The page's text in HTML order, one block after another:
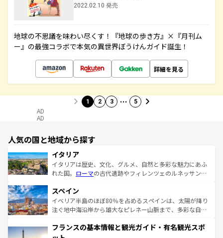
2022.02.10 発売
地球の不思議を味わい尽くす！『地球の歩き方』×『月刊ム
ー』の最強コラボで本気の異世界ぼうけんガイド誕生！
詳細を見る
1 2 3 … 5
AD
AD
人気の国と地域から探す
イタリア
イタリアは歴史、文化、グルメ、自然と多彩な魅力にあふ
れた国。 ローマの古代遺跡やフィレンツェのルネッサンス
ろん、トスカーナの美しい田園風景やアマルフィ海岸の絶
景など、自然景観も見逃せない。観光の合間には、本場の
ピザやパスタなど、絶品のイタリア料理を堪能することも
ませてくれるイタリアで、忘れられない旅をしてみよう！
なお、新着のイタリア情報は
スペイン
イベリア半島のほぼ80％を占めるスペインは、太陽が降り
注ぐ地中海沿岸から雄大なピレネー山脈まで、多彩な自然
文化が根付くこの国では、情熱的なフラメンコ、熱気あふ
れる闘牛、そして美味しいタパスが生活の一部となってい
フランスの基本情報と観光ガイド・有名観光スポ